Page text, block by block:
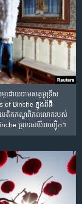
អ​ដោយ​រោម​សត្វ​អូទ្រីស
of Binche ក្នុង​ពិធី​
បេតិកភណ្ឌ​ពិភពលោក​របស់​
ប្រទេស​ប៊ែលហ្ស៊ិក។